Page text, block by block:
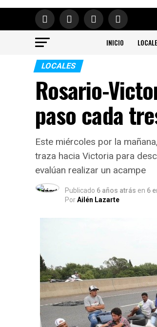
INICIO
LOCALES
Rosario-
paso cada
Este miércoles por la
traza hacia Victoria para
evalúan realizar un acampe
Publicado 6 años atrás en 6
PorAilén Lazarte